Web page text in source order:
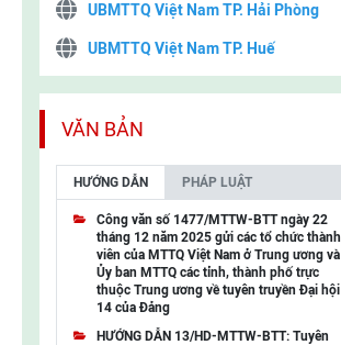
UBMTTQ Việt Nam TP. Hải Phòng
UBMTTQ Việt Nam TP. Huế
UBMTTQ Việt Nam TP. Cần Thơ
UBMTTQ Việt Nam tỉnh Quảng Ninh
UBMTTQ Việt Nam tỉnh Cao Bằng
UBMTTQ Việt Nam tỉnh Lạng Sơn
UBMTTQ Việt Nam tỉnh Lai Châu
UBMTTQ Việt Nam tỉnh Điện Biên
VĂN BẢN
HƯỚNG DẪN PHÁP LUẬT
Công văn số 1477/MTTW-BTT ngày 22
tháng 12 năm 2025 gửi các tổ chức thành
viên của MTTQ Việt Nam ở Trung ương và
Ủy ban MTTQ các tỉnh, thành phố trực
thuộc Trung ương về tuyên truyền Đại hội
14 của Đảng
HƯỚNG DẪN 13/HD-MTTW-BTT: Tuyên